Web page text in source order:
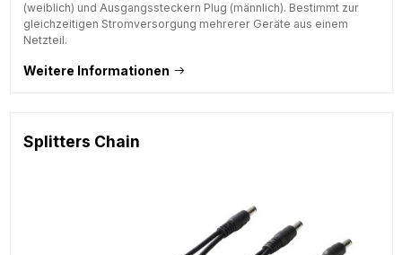
(weiblich) und Ausgangssteckern Plug (männlich). Bestimmt zur
gleichzeitigen Stromversorgung mehrerer Geräte aus einem
Netzteil.
Weitere Informationen
Splitters Chain